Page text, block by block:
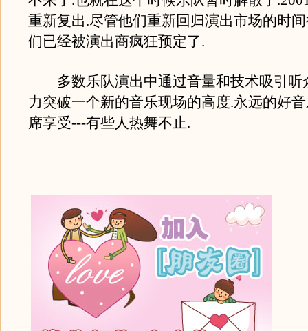
重新复出.尽管他们重新回归演出市场的时
们已经被演出商疯狂预定了.
多数乐队演出中通过音量和技术吸引听
力突破一个新的音乐现场的高度.永远的好
席享受---有些人热舞不止.